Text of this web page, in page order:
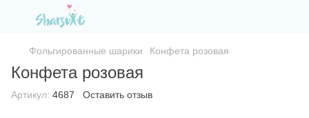
Фольгированные шарики Конфета розовая
Конфета розовая
Артикул: 4687 Оставить отзыв